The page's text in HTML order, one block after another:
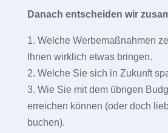
Danach entscheiden wir
1. Welche Werbemaßnahmen
Ihnen wirklich etwas bringen.
2. Welche Sie sich in Zukunft
3. Wie Sie mit dem übrigen
erreichen können (oder doch
buchen).